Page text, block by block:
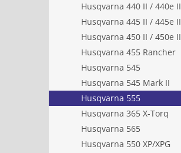
Husqvarna 440 II / 440e II
Husqvarna 445 II / 445e II
Husqvarna 450 II / 450e II
Husqvarna 455 Rancher
Husqvarna 545
Husqvarna 545 Mark II
Husqvarna 555
Husqvarna 365 X-Torq
Husqvarna 565
Husqvarna 550 XP/XPG